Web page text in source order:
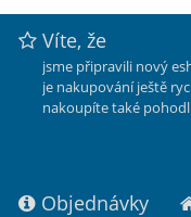
Víte, že
jsme připravili nový
je nakupování ještě
nakoupíte také
Objednávky